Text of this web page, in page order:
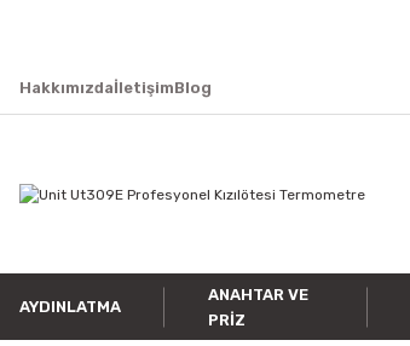
HakkımızdaİletişimBlog
AYDINLATMA
ANAHTAR VE
PRIZ